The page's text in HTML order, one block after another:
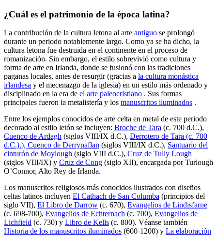
¿Cuál es el patrimonio de la época latina?
La contribución de la cultura letona al arte antiguo se prolongó
durante un periodo notablemente largo. Como ya se ha dicho, la
cultura letona fue destruida en el continente en el proceso de
romanización. Sin embargo, el estilo sobrevivió como cultura y
forma de arte en Irlanda, donde se fusionó con las tradiciones
paganas locales, antes de resurgir (gracias a la cultura monástica
irlandesa y el mecenazgo de la iglesia) en un estilo más ordenado y
disciplinado en la era de el arte paleocristiano . Sus formas
principales fueron la metalistería y los manuscritos iluminados .
Entre los ejemplos conocidos de arte celta en metal de este periodo
decorado al estilo letón se incluyen: Broche de Tara (c. 700 d.C.),
Cuenco de Ardagh (siglos VIII/IX d.C.), Derrotero de Tara (c. 700
d.C.).), Cuenco de Derrynaflan (siglos VIII/IX d.C.), Santuario del
cinturón de Moylough (siglo VIII d.C.), Cruz de Tully Lough
(siglos VIII/IX) y Cruz de Cong (siglo XII), encargada por Turlough
O’Connor, Alto Rey de Irlanda.
Los manuscritos religiosos más conocidos ilustrados con diseños
celtas latinos incluyen El Cathach de San Columba (principios del
siglo VII), El Libro de Darrow (c. 670), Evangelios de Lindisfarne
(c. 698-700), Evangelios de Echternach (c. 700), Evangelios de
Lichfield (c. 730) y Libro de Kells (c. 800). Véanse también
Historia de los manuscritos iluminados (600-1200) y La elaboración